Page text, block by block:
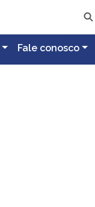
Fale conosco